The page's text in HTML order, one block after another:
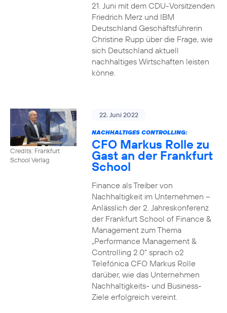
21. Juni mit dem CDU-Vorsitzenden
Friedrich Merz und IBM
Deutschland Geschäftsführerin
Christine Rupp über die Frage, wie
sich Deutschland aktuell
nachhaltiges Wirtschaften leisten
könne.
Credits: Frankfurt
School Verlag
22. Juni 2022
NACHHALTIGES CONTROLLING:
CFO Markus Rolle zu
Gast an der Frankfurt
School
Finance als Treiber von
Nachhaltigkeit im Unternehmen –
Anlässlich der 2. Jahreskonferenz
der Frankfurt School of Finance &
Management zum Thema
„Performance Management &
Controlling 2.0“ sprach o2
Telefónica CFO Markus Rolle
darüber, wie das Unternehmen
Nachhaltigkeits- und Business-
Ziele erfolgreich vereint.